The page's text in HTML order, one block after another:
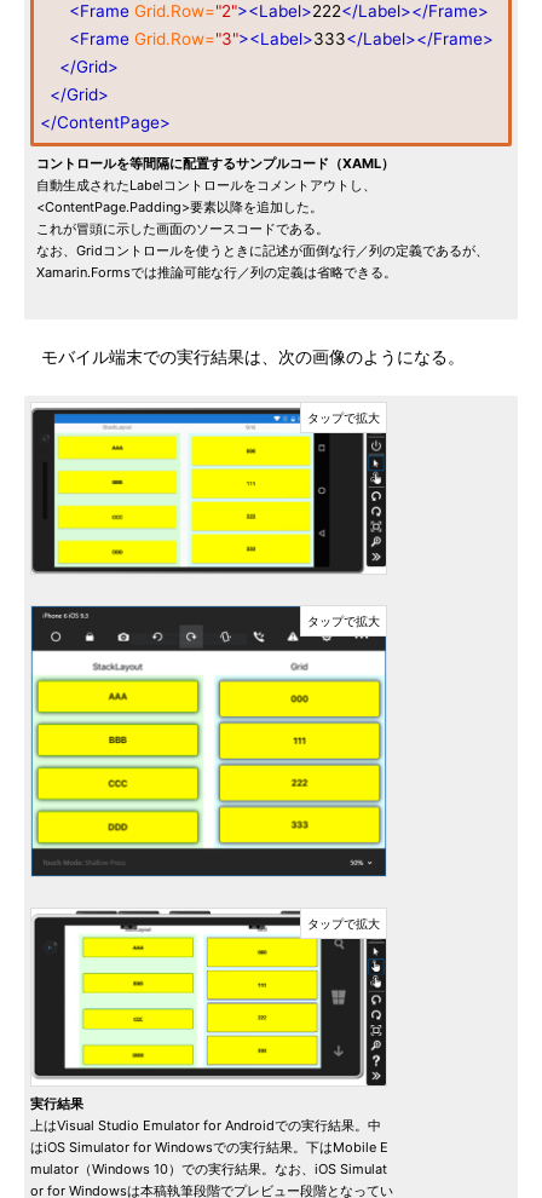
<Frame Grid.Row="2"><Label>222</Label></Frame>
<Frame Grid.Row="3"><Label>333</Label></Frame>
</Grid>
</Grid>
</ContentPage>
コントロールを等間隔に配置するサンプルコード（XAML）
自動生成されたLabelコントロールをコメントアウトし、
<ContentPage.Padding>要素以降を追加した。
これが冒頭に示した画面のソースコードである。
なお、Gridコントロールを使うときに記述が面倒な行／列の定義であるが、
Xamarin.Formsでは推論可能な行／列の定義は省略できる。
モバイル端末での実行結果は、次の画像のようになる。
実行結果
上はVisual Studio Emulator for Androidでの実行結果。中
はiOS Simulator for Windowsでの実行結果。下はMobile E
mulator（Windows 10）での実行結果。なお、iOS Simulat
or for Windowsは本稿執筆段階でプレビュー段階となってい